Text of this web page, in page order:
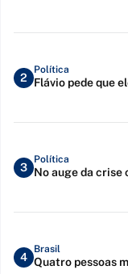
2
Política
Flávio pede que
3
Política
No auge da crise
4
Brasil
Quatro pessoas